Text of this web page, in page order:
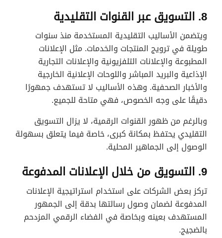
8. التسويق عبر القنوات التقليدية
ويتضمن الأساليب التقليدية المستخدمة منذ سنوات
طويلة في ترويج المنتجات والخدمات. مثل الإعلانات
المطبوعة والإعلانات التلفزيونية والإعلانات التجارية
الإذاعية والبريد المباشر واللوحات الإعلانية الخارجية
والأخبار الصحفية. وهذه الأساليب لا تستهدف جمهورًا
دقيقًا على وجه الخصوص، فهي متاحة للجميع.
وبالرغم من ظهور القنوات الرقمية، لا يزال التسويق
التقليدي يحتفظ بمكانة كبرى، خاصة فيما يتعلق بسهولة
الوصول إلى الجماهير المحلية.
9. التسويق من خلال الإعلانات المدفوعة
تركز بعض الشركات على استخدام استراتيجية الإعلانات
المدفوعة لضمان وصول رسالتها بدقة إلى الجمهور
المستهدف بعينه وبخاصة في الفضاء الرقمي المزدحم
بالضجيج.